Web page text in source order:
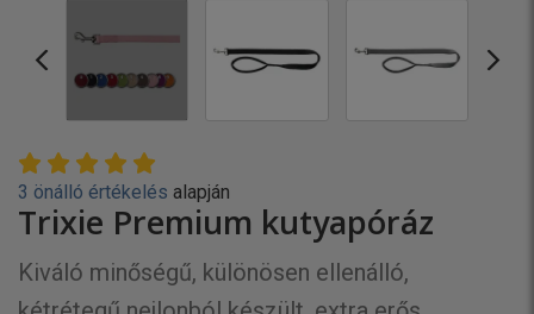
3 önálló értékelés alapján
Trixie Premium kutyapóráz
Kiváló minőségű, különösen ellenálló,